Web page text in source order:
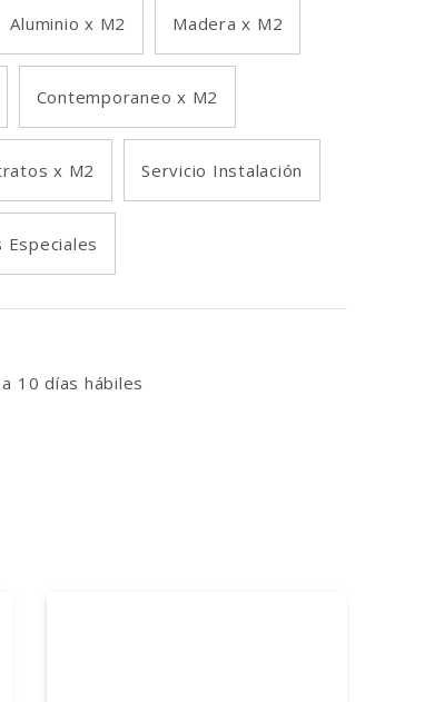
Aluminio x M2 Madera x M2
Contemporaneo x M2
x M2 Servicio Instalación
Especiales
10 días hábiles